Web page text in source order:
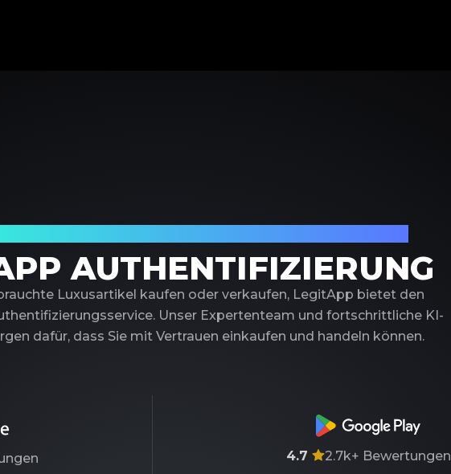
AUTHENTIFIZIERUNG
Luxusartikel kaufen oder verkaufen, LegitApp bietet den
Unser Expertenteam und fortschrittliche KI-
dafür, dass Sie mit Vertrauen einkaufen und handeln können.
4.7 2.7k+ Bewertungen